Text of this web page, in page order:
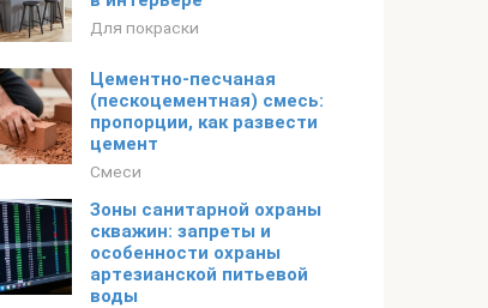
Для покраски
Цементно-песчаная
(пескоцементная) смесь:
пропорции, как развести
цемент
Смеси
Зоны санитарной охраны
скважин: запреты и
особенности охраны
артезианской питьевой
воды